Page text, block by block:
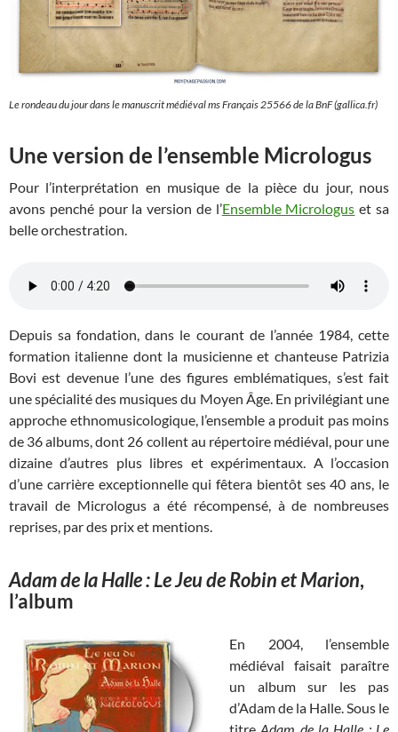
Le rondeau du jour dans le manuscrit médiéval ms Français 25566 de la BnF (gallica.fr)
Une version de l’ensemble Micrologus
Pour l’interprétation en musique de la pièce du jour, nous
avons penché pour la version de l’Ensemble Micrologus et sa
belle orchestration.
Depuis sa fondation, dans le courant de l’année 1984, cette
formation italienne dont la musicienne et chanteuse Patrizia
Bovi est devenue l’une des figures emblématiques, s’est fait
une spécialité des musiques du Moyen Âge. En privilégiant une
approche ethnomusicologique, l’ensemble a produit pas moins
de 36 albums, dont 26 collent au répertoire médiéval, pour une
dizaine d’autres plus libres et expérimentaux. A l’occasion
d’une carrière exceptionnelle qui fêtera bientôt ses 40 ans, le
travail de Micrologus a été récompensé, à de nombreuses
reprises, par des prix et mentions.
Adam de la Halle : Le Jeu de Robin et Marion,
l’album
En 2004, l’ensemble
médiéval faisait paraître
un album sur les pas
d’Adam de la Halle. Sous le